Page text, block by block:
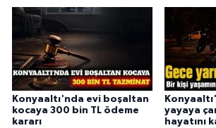
Konyaaltı'nda evi boşaltan
kocaya 300 bin TL ödeme
kararı
yayaya
hayatını